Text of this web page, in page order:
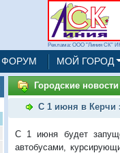
Реклама: ООО "Линия СК"
ФОРУМ МОЙ ГОРОД
Городские новости
С 1 июня в Керчи
С 1 июня будет
автобусами,